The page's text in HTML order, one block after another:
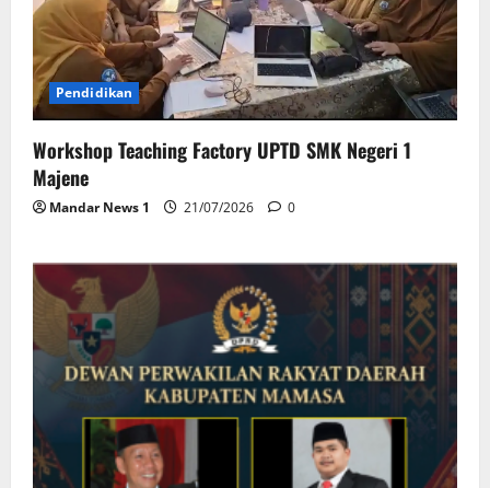
Pendidikan
Workshop Teaching Factory UPTD SMK Negeri 1
Majene
Mandar News 1 21/07/2026 0